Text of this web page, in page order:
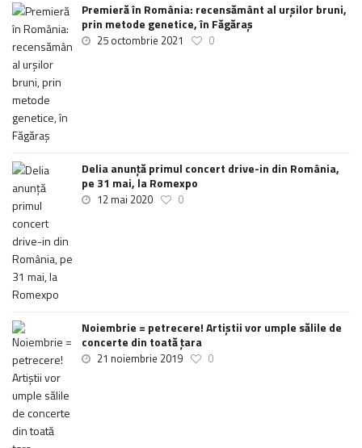
Premieră în România: recensământ al urșilor bruni,
prin metode genetice, în Făgăraș
25 octombrie 2021 0
Delia anunţă primul concert drive-in din România,
pe 31 mai, la Romexpo
12 mai 2020 0
Noiembrie = petrecere! Artiștii vor umple sălile de
concerte din toată țara
21 noiembrie 2019 0